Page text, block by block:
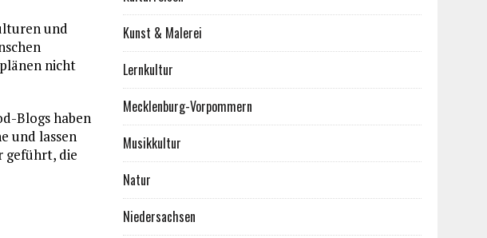
und
nicht
Blogs haben
und lassen
geführt, die
Kunst & Malerei
Lernkultur
Mecklenburg-Vorpommern
Musikkultur
Natur
Niedersachsen